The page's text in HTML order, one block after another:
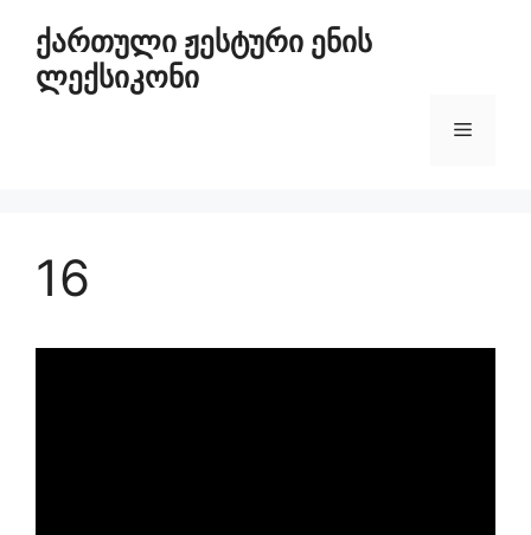
ქართული ჟესტური ენის
ლექსიკონი
16